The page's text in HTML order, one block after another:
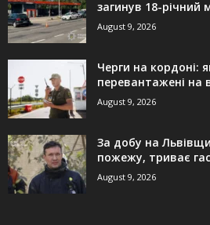
загинув 18-річний
August 9, 2026
Черги на кордоні:
перевантажені на
August 9, 2026
За добу на
пожежу, триває
August 9, 2026